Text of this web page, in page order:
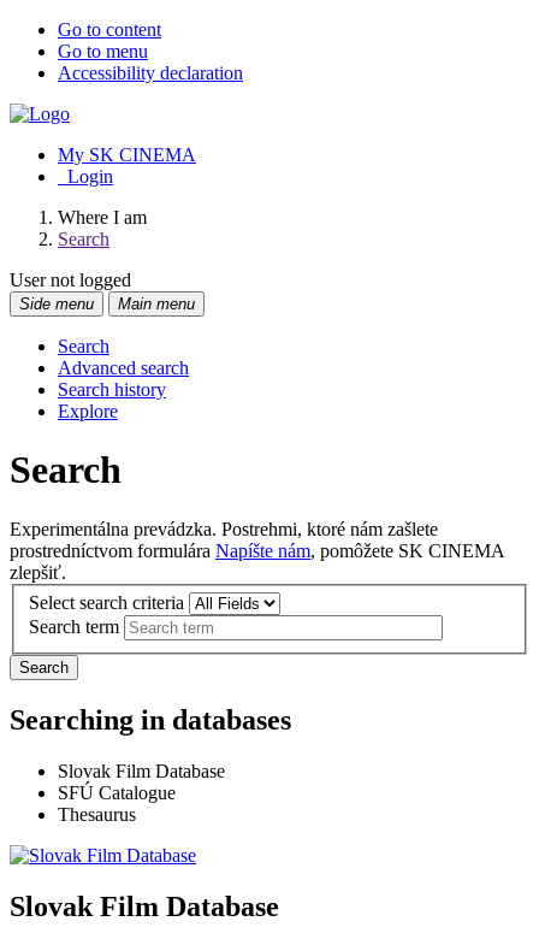
Go to content
Go to menu
Accessibility declaration
My SK CINEMA
Login
Where I am
Search
User not logged
Side menu Main menu
Search
Advanced search
Search history
Explore
Search
Experimentálna prevádzka. Postrehmi, ktoré nám zašlete
prostredníctvom formulára Napíšte nám, pomôžete SK CINEMA
zlepšiť.
Select search criteria
Search term
Search
Searching in databases
Slovak Film Database
SFÚ Catalogue
Thesaurus
Slovak Film Database